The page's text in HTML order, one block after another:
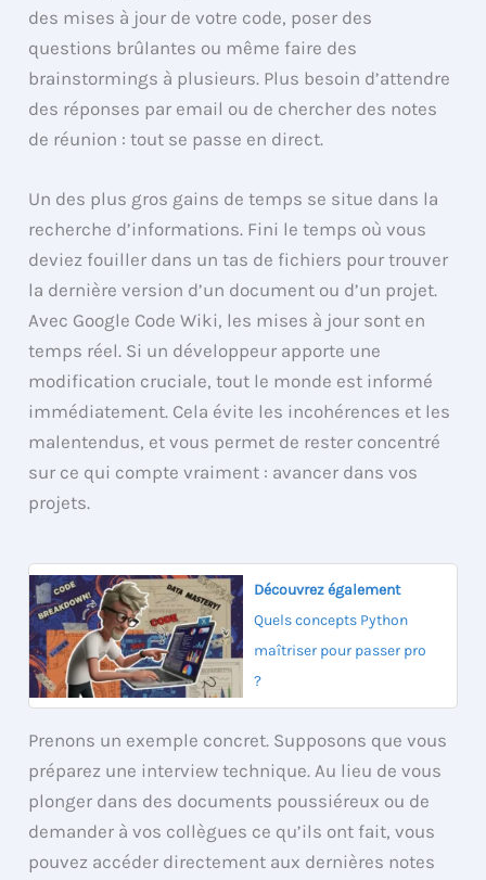
des mises à jour de votre code, poser des
questions brûlantes ou même faire des
brainstormings à plusieurs. Plus besoin d’attendre
des réponses par email ou de chercher des notes
de réunion : tout se passe en direct.
Un des plus gros gains de temps se situe dans la
recherche d’informations. Fini le temps où vous
deviez fouiller dans un tas de fichiers pour trouver
la dernière version d’un document ou d’un projet.
Avec Google Code Wiki, les mises à jour sont en
temps réel. Si un développeur apporte une
modification cruciale, tout le monde est informé
immédiatement. Cela évite les incohérences et les
malentendus, et vous permet de rester concentré
sur ce qui compte vraiment : avancer dans vos
projets.
Découvrez également
Quels concepts Python
maîtriser pour passer pro
?
Prenons un exemple concret. Supposons que vous
préparez une interview technique. Au lieu de vous
plonger dans des documents poussiéreux ou de
demander à vos collègues ce qu’ils ont fait, vous
pouvez accéder directement aux dernières notes